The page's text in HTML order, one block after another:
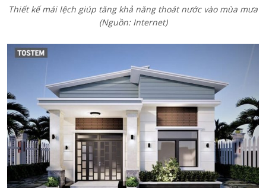
Thiết kế mái lệch giúp tăng khả năng thoát nước vào mùa mưa
(Nguồn: Internet)